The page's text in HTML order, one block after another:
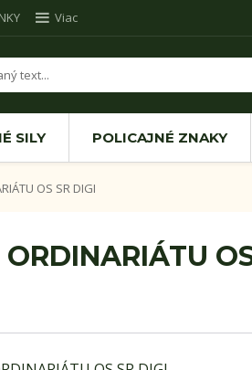
Viac
SILY POLICAJNÉ ZNAKY
OS SR DIGI